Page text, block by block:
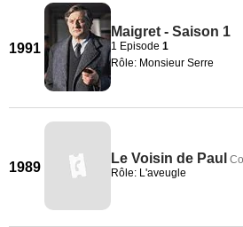
1991
Maigret - Saison 1
1 Episode 1
Rôle: Monsieur Serre
1989
Le Voisin de Paul
Rôle: L'aveugle